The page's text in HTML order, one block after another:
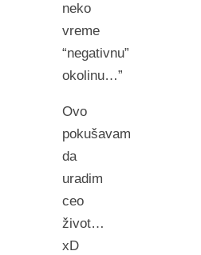
neko
vreme
“negativnu”
okolinu…”
Ovo
pokušavam
da
uradim
ceo
život…
xD